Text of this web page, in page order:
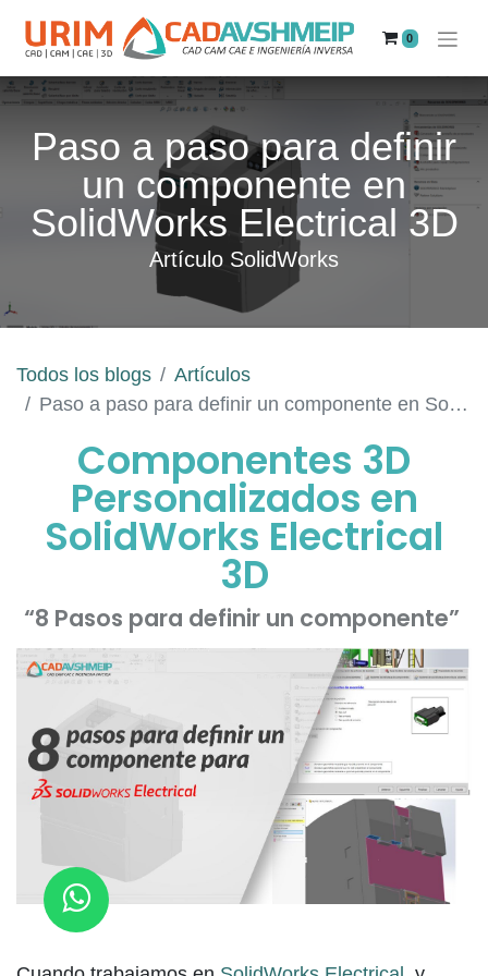
0
Paso a paso para definir
un componente en
SolidWorks Electrical 3D
Artículo SolidWorks
Todos los blogs
Artículos
Paso a paso para definir un componente en SolidWorks Electrical 3D
Componentes 3D
Personalizados en
SolidWorks Electrical
3D​
“8 Pasos para definir un componente”